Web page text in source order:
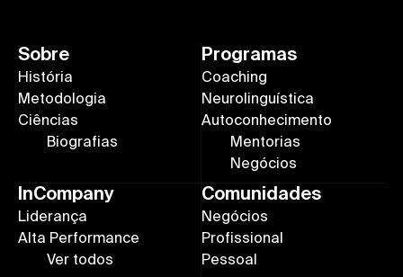
Sobre
História
Metodologia
Ciências
Biografias
Programas
Coaching
Neurolinguística
Autoconhecimento
Mentorias
Negócios
InCompany
Liderança
Alta Performance
Ver todos
Comunidades
Negócios
Profissional
Pessoal